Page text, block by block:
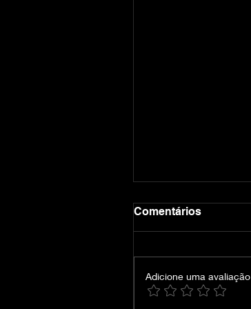
Comentários
Adicione uma avaliação